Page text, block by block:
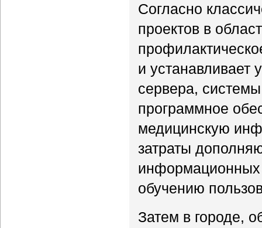
Согласно
проектов в
и устанавливает
сервера,
программное
медицинскую
затраты
обучению
Затем в городе,